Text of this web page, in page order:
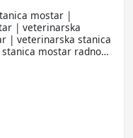
mostar |
| veterinarska
| veterinarska stanica
mostar radno
radno vrijeme